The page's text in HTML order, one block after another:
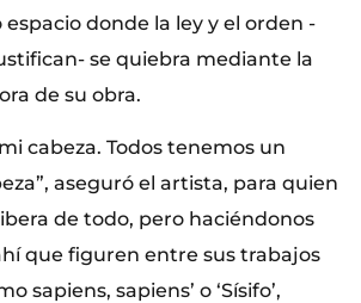
donde la ley y el orden -
se quiebra mediante la
de su obra.
cabeza. Todos tenemos un
aseguró el artista, para quien
de todo, pero haciéndonos
que figuren entre sus trabajos
sapiens, sapiens’ o ‘Sísifo’,